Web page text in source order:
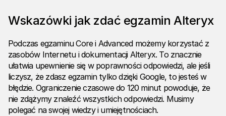
Wskazówki jak zdać egzamin Alteryx
Podczas egzaminu Core i Advanced możemy korzystać z
zasobów Internetu i dokumentacji Alteryx. To znacznie
ułatwia upewnienie się w poprawności odpowiedzi, ale jeśli
liczysz, że zdasz egzamin tylko dzięki Google, to jesteś w
błędzie. Ograniczenie czasowe do 120 minut powoduje, że
nie zdążymy znaleźć wszystkich odpowiedzi. Musimy
polegać na swojej wiedzy i umiejętnościach.